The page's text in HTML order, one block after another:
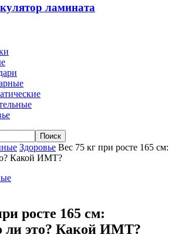
ламината
Здоровье Вес 75 кг при росте 165 см:
Какой ИМТ?
росте 165 см:
ли это? Какой ИМТ?